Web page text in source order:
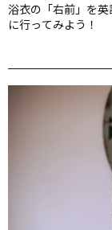
浴衣の「右前」を
に行ってみよう！